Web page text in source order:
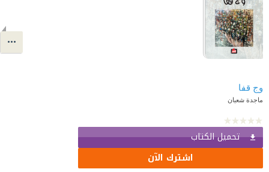
وج قفا
ماجدة شعبان
تحميل الكتاب
اشترك الآن